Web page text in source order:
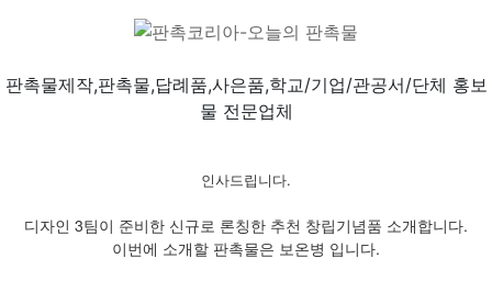
판촉물제작,판촉물,답례품,사은품,학교/기업/관공서/단체 홍보
물 전문업체
인사드립니다.
디자인 3팀이 준비한 신규로 론칭한 추천 창립기념품 소개합니다.
이번에 소개할 판촉물은 보온병 입니다.